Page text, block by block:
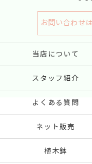
お問い合わせ
当店について
スタッフ紹介
よくある質問
ネット販売
植木鉢